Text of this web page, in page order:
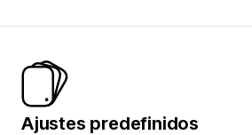
Ajustes predefinidos